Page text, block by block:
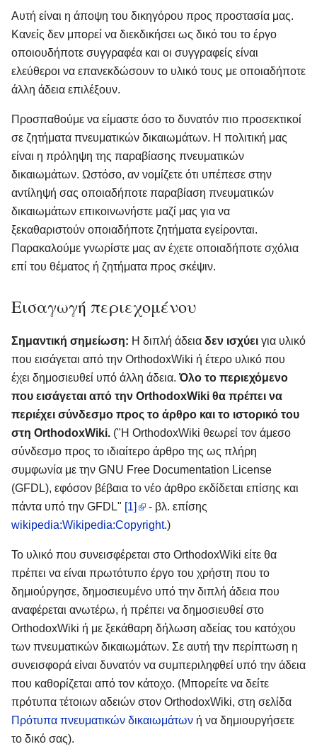
Αυτή είναι η άποψη του δικηγόρου προς προστασία μας.
Κανείς δεν μπορεί να διεκδικήσει ως δικό του το έργο
οποιουδήποτε συγγραφέα και οι συγγραφείς είναι
ελεύθεροι να επανεκδώσουν το υλικό τους με οποιαδήποτε
άλλη άδεια επιλέξουν.
Προσπαθούμε να είμαστε όσο το δυνατόν πιο προσεκτικοί
σε ζητήματα πνευματικών δικαιωμάτων. Η πολιτική μας
είναι η πρόληψη της παραβίασης πνευματικών
δικαιωμάτων. Ωστόσο, αν νομίζετε ότι υπέπεσε στην
αντίληψή σας οποιαδήποτε παραβίαση πνευματικών
δικαιωμάτων επικοινωνήστε μαζί μας για να
ξεκαθαριστούν οποιαδήποτε ζητήματα εγείρονται.
Παρακαλούμε γνωρίστε μας αν έχετε οποιαδήποτε σχόλια
επί του θέματος ή ζητήματα προς σκέψιν.
Εισαγωγή περιεχομένου
Σημαντική σημείωση: Η διπλή άδεια δεν ισχύει για υλικό
που εισάγεται από την OrthodoxWiki ή έτερο υλικό που
έχει δημοσιευθεί υπό άλλη άδεια.Όλο το περιεχόμενο
που εισάγεται από την OrthodoxWiki θα πρέπει να
περιέχει σύνδεσμο προς το άρθρο και το ιστορικό του
στη OrthodoxWiki. ("Η OrthodoxWiki θεωρεί τον άμεσο
σύνδεσμο προς το ιδιαίτερο άρθρο της ως πλήρη
συμφωνία με την GNU Free Documentation License
(GFDL), εφόσον βέβαια το νέο άρθρο εκδίδεται επίσης και
πάντα υπό την GFDL" [1]
- βλ. επίσης
wikipedia:Wikipedia:Copyright.)
Το υλικό που συνεισφέρεται στο OrthodoxWiki είτε θα
πρέπει να είναι πρωτότυπο έργο του χρήστη που το
δημιούργησε, δημοσιευμένο υπό την διπλή άδεια που
αναφέρεται ανωτέρω, ή πρέπει να δημοσιευθεί στο
OrthodoxWiki ή με ξεκάθαρη δήλωση αδείας του κατόχου
των πνευματικών δικαιωμάτων. Σε αυτή την περίπτωση η
συνεισφορά είναι δυνατόν να συμπεριληφθεί υπό την άδεια
που καθορίζεται από τον κάτοχο. (Μπορείτε να δείτε
πρότυπα τέτοιων αδειών στον OrthodoxWiki, στη σελίδα
Πρότυπα πνευματικών δικαιωμάτων ή να δημιουργήσετε
το δικό σας).